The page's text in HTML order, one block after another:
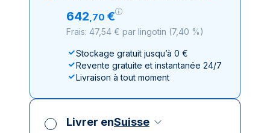
642,70 €
Frais: 47,54 € par lingotin (7,40 %)
Stockage gratuit jusqu’à 0 €
Revente gratuite et instantanée 24/7
Livraison à tout moment
Livrer enSuisse